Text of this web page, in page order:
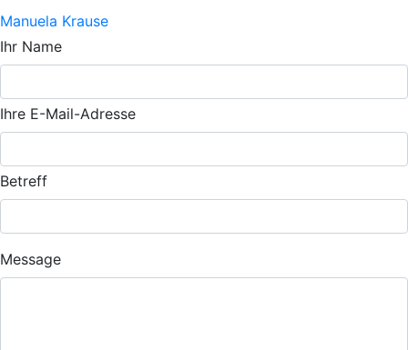
Manuela Krause
Ihr Name
Ihre E-Mail-Adresse
Betreff
Message